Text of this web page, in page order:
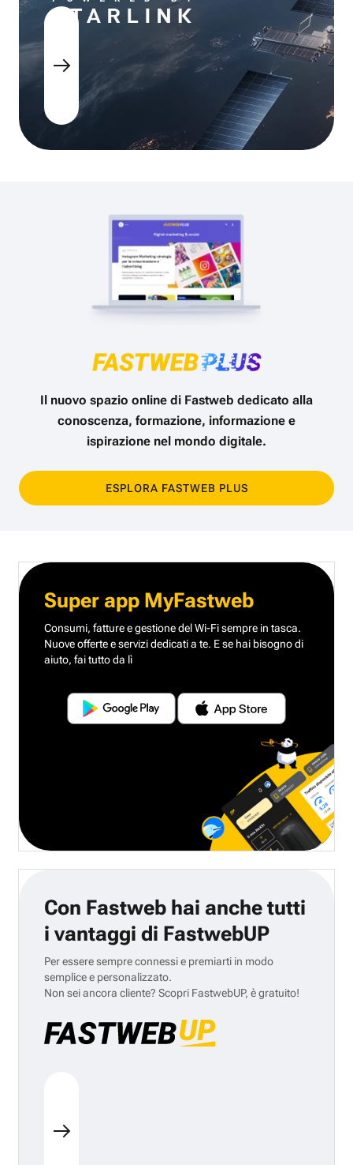
Il nuovo spazio online di Fastweb dedicato alla
conoscenza, formazione, informazione e
ispirazione nel mondo digitale.
ESPLORA FASTWEB PLUS
Super app MyFastweb
Consumi, fatture e gestione del Wi-Fi sempre in tasca.
Nuove offerte e servizi dedicati a te. E se hai bisogno di
aiuto, fai tutto da lì
Con Fastweb hai anche tutti
i vantaggi di FastwebUP
Per essere sempre connessi e premiarti in modo
semplice e personalizzato.
Non sei ancora cliente? Scopri FastwebUP, è gratuito!